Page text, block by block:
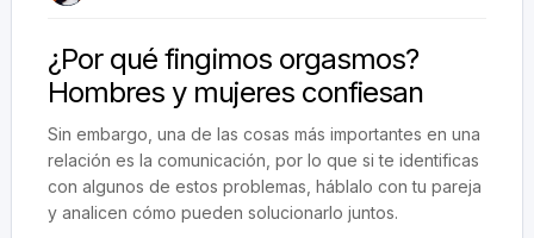
¿Por qué fingimos orgasmos?
Hombres y mujeres confiesan
Sin embargo, una de las cosas más importantes en una
relación es la comunicación, por lo que si te identificas
con algunos de estos problemas, háblalo con tu pareja
y analicen cómo pueden solucionarlo juntos.